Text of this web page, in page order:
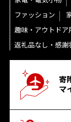
ファッション
趣味・アウトドア
返礼品なし・感謝
寄
マ